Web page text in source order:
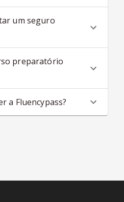
um seguro
preparatório
a Fluencypass?